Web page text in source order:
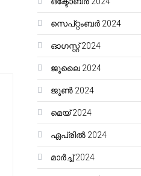
സെപ്റ്റംബർ 2024
ഓഗസ്റ്റ്‌ 2024
ജൂലൈ 2024
ജൂൺ 2024
മെയ്‌ 2024
ഏപ്രിൽ 2024
മാർച്ച്‌ 2024